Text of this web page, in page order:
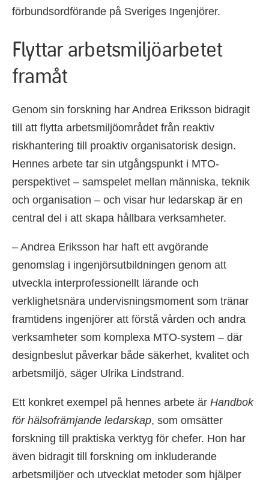
förbundsordförande på Sveriges Ingenjörer.
Flyttar arbetsmiljöarbetet
framåt
Genom sin forskning har Andrea Eriksson bidragit
till att flytta arbetsmiljöområdet från reaktiv
riskhantering till proaktiv organisatorisk design.
Hennes arbete tar sin utgångspunkt i MTO-
perspektivet – samspelet mellan människa, teknik
och organisation – och visar hur ledarskap är en
central del i att skapa hållbara verksamheter.
– Andrea Eriksson har haft ett avgörande
genomslag i ingenjörsutbildningen genom att
utveckla interprofessionellt lärande och
verklighetsnära undervisningsmoment som tränar
framtidens ingenjörer att förstå vården och andra
verksamheter som komplexa MTO-system – där
designbeslut påverkar både säkerhet, kvalitet och
arbetsmiljö, säger Ulrika Lindstrand.
Ett konkret exempel på hennes arbete är Handbok
för hälsofrämjande ledarskap, som omsätter
forskning till praktiska verktyg för chefer. Hon har
även bidragit till forskning om inkluderande
arbetsmiljöer och utvecklat metoder som hjälper